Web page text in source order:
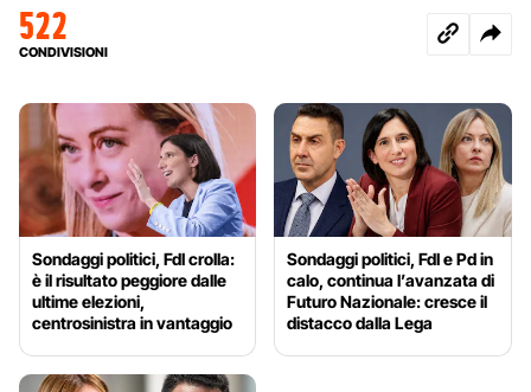
522
CONDIVISIONI
Sondaggi politici, FdI crolla:
è il risultato peggiore dalle
ultime elezioni,
centrosinistra in vantaggio
Sondaggi politici, FdI e Pd in
calo, continua l’avanzata di
Futuro Nazionale: cresce il
distacco dalla Lega